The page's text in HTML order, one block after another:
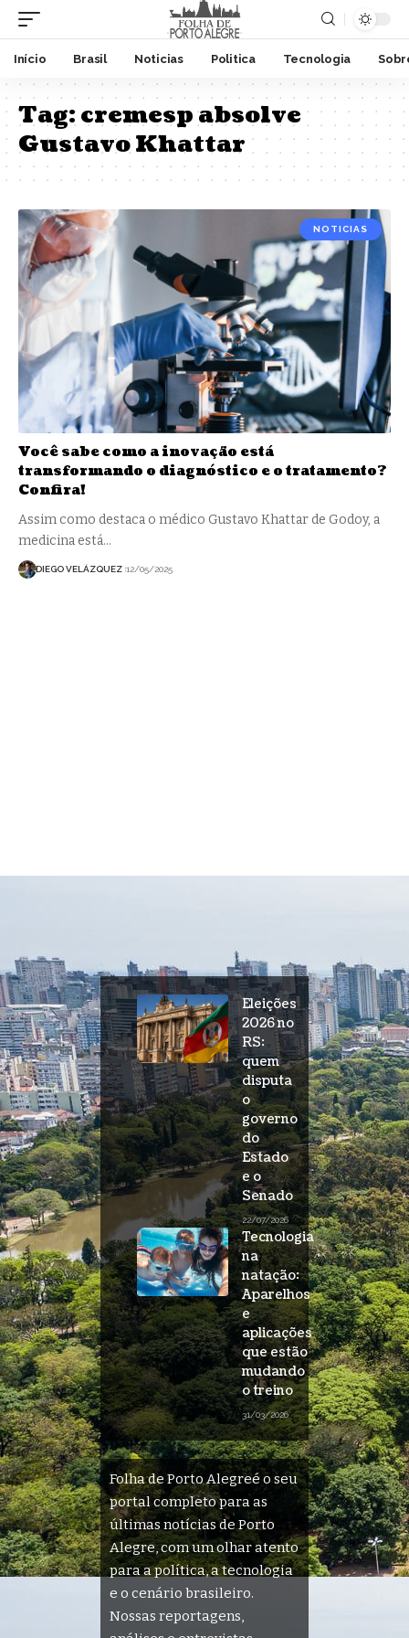
Início Brasil Noticias Politica Tecnologia
Tag:cremesp absolve
Gustavo Khattar
NOTICIAS
Você sabe como a inovação está
transformando o diagnóstico e o tratamento?
Confira!
Assim como destaca o médico Gustavo Khattar de Godoy, a
medicina está…
DIEGO VELÁZQUEZ 12/05/2025
Eleições
2026 no
RS:
quem
disputa
o
governo
do
Estado
e o
Senado
22/07/2026
Tecnologia
na
natação:
Aparelhos
e
aplicações
que estão
mudando
o treino
31/03/2026
Folha de Porto Alegreé o seu
portal completo para as
últimas notícias de Porto
Alegre, com um olhar atento
para a política, a tecnologia
e o cenário brasileiro.
Nossas reportagens,